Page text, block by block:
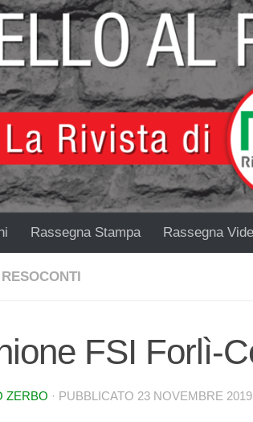
Rassegna Stampa Rassegna
RESOCONTI
FSI Forlì-
ZERBO · PUBBLICATO 23 NOVEMBRE 2019